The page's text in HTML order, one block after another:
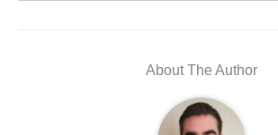
About The Author